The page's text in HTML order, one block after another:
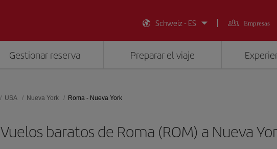
Schweiz - ES
Empresas
Gestionar reserva Preparar el viaje
USA Nueva York Roma - Nueva York
Vuelos baratos de Roma (ROM) a Nueva